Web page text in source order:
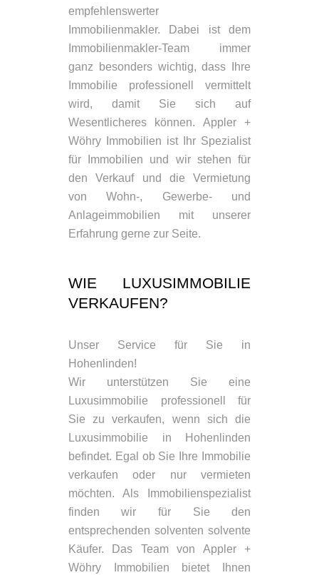
empfehlenswerter
Immobilienmakler. Dabei ist dem
Immobilienmakler-Team immer
ganz besonders wichtig, dass Ihre
Immobilie professionell vermittelt
wird, damit Sie sich auf
Wesentlicheres können. Appler +
Wöhry Immobilien ist Ihr Spezialist
für Immobilien und wir stehen für
den Verkauf und die Vermietung
von Wohn-, Gewerbe- und
Anlageimmobilien mit unserer
Erfahrung gerne zur Seite.
WIE LUXUSIMMOBILIE
VERKAUFEN?
Unser Service für Sie in
Hohenlinden!
Wir unterstützen Sie eine
Luxusimmobilie professionell für
Sie zu verkaufen, wenn sich die
Luxusimmobilie in Hohenlinden
befindet. Egal ob Sie Ihre Immobilie
verkaufen oder nur vermieten
möchten. Als Immobilienspezialist
finden wir für Sie den
entsprechenden solventen solvente
Käufer. Das Team von Appler +
Wöhry Immobilien bietet Ihnen